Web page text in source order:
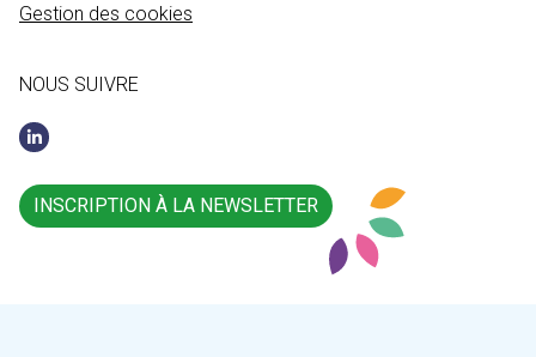
Gestion des cookies
NOUS SUIVRE
INSCRIPTION À LA NEWSLETTER